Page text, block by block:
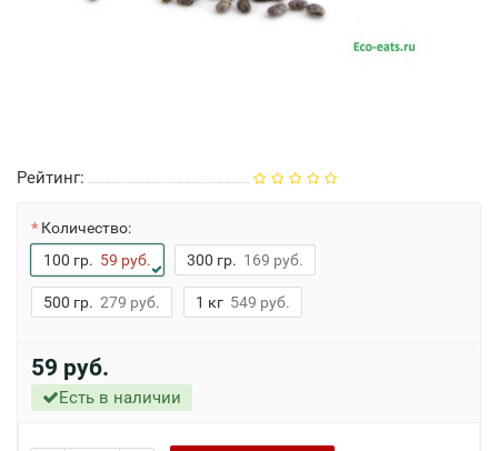
Рейтинг:
Количество:
100 гр. 59 руб. 300 гр. 169 руб.
500 гр. 279 руб. 1 кг 549 руб.
59 руб.
Есть в наличии